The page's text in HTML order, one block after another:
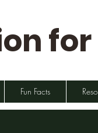
Fun Facts